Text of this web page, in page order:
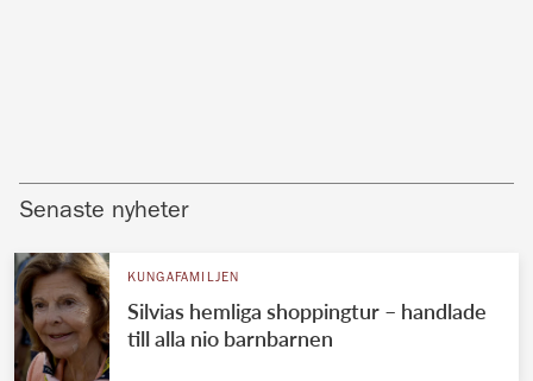
Senaste nyheter
KUNGAFAMILJEN
Silvias hemliga shoppingtur – handlade
till alla nio barnbarnen